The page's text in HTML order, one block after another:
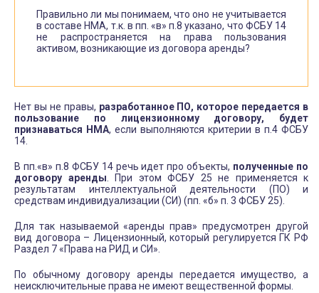
Правильно ли мы понимаем, что оно не учитывается
в составе НМА, т.к. в пп. «в» п.8 указано, что ФСБУ 14
не распространяется на права пользования
активом, возникающие из договора аренды?
Нет вы не правы, разработанное ПО, которое передается в
пользование по лицензионному договору, будет
признаваться НМА, если выполняются критерии в п.4 ФСБУ
14.
В пп.«в» п.8 ФСБУ 14 речь идет про объекты, полученные по
договору аренды . При этом ФСБУ 25 не применяется к
результатам интеллектуальной деятельности (ПО) и
средствам индивидуализации (СИ) (пп. «б» п. 3 ФСБУ 25).
Для так называемой «аренды прав» предусмотрен другой
вид договора – Лицензионный, который регулируется ГК РФ
Раздел 7 «Права на РИД и СИ».
По обычному договору аренды передается имущество, а
неисключительные права не имеют вещественной формы.